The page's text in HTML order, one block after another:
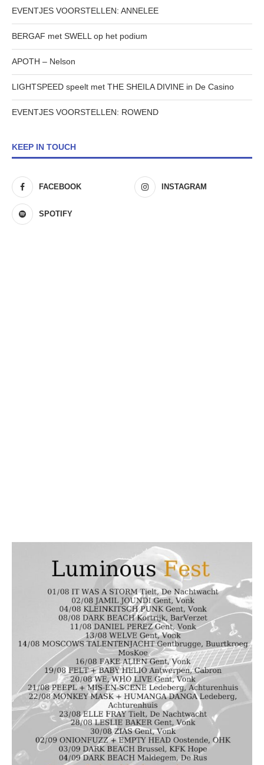
EVENTJES VOORSTELLEN: ANNELEE
BERGAF met SWELL op het podium
APOTH – Nelson
LIGHTSPEED speelt met THE SHEILA DIVINE in De Casino
EVENTJES VOORSTELLEN: ROWEND
KEEP IN TOUCH
FACEBOOK INSTAGRAM
SPOTIFY